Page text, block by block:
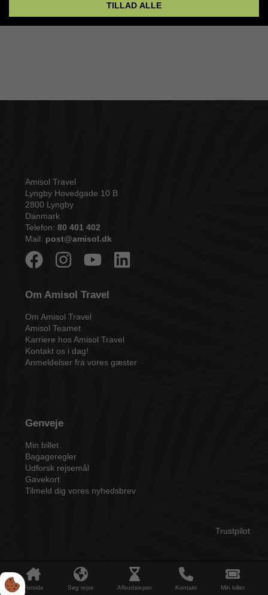
Amisol Travel
Lyngby Hovedgade 10 B
2800 Lyngby
Danmark
Telefon: 80 401 402
Mail: post@amisol.dk
Om Amisol Travel
Om Amisol Travel
Amisol Teamet
Karriere hos Amisol Travel
Kontakt os i dag!
Anmeldelser fra vores gæster
Genveje
Min billet
Bagageregler
Udforsk rejsemål
Gavekort
Tilmeld dig vores nyhedsbrev
Trustpilot
2026 Amisol Travel
Forside Søg rejse Afbudsrejser Kontakt Min billet
TILLAD ALLE